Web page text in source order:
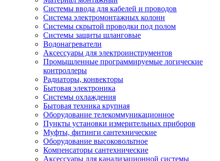
Системы ввода для кабелей и проводов
Система электромонтажных колонн
Системы скрытой проводки под полом
Системы защиты шланговые
Водонагреватели
Аксессуары для электроинструментов
Промышленные программируемые логические
контроллеры
Радиаторы, конвекторы
Бытовая электроника
Системы охлаждения
Бытовая техника крупная
Оборудование телекоммуникационное
Пункты установки измерительных приборов
Муфты, фитинги сантехнические
Оборудование высоковольтное
Компенсаторы сантехнические
Аксессуары для канализационной системы